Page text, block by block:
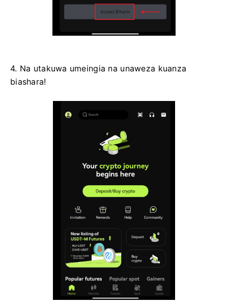
4. Na utakuwa umeingia na unaweza kuanza
biashara!